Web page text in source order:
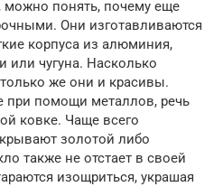
можно понять, почему еще
Они изготавливаются
корпуса из алюминия,
чугуна. Насколько
же они и красивы.
при помощи металлов, речь
ковке. Чаще всего
золотой либо
также не отстает в своей
изощриться, украшая